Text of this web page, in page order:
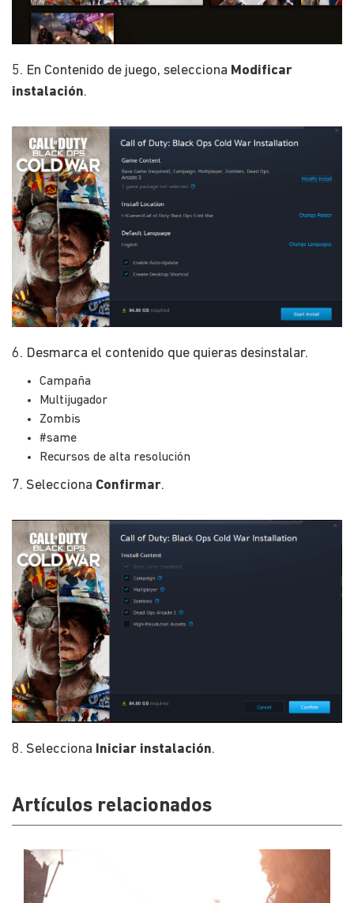
5. En Contenido de juego, selecciona Modificar
instalación.
6. Desmarca el contenido que quieras desinstalar.
Campaña
Multijugador
Zombis
#same
Recursos de alta resolución
7. Selecciona Confirmar.
8. Selecciona Iniciar instalación.
Artículos relacionados